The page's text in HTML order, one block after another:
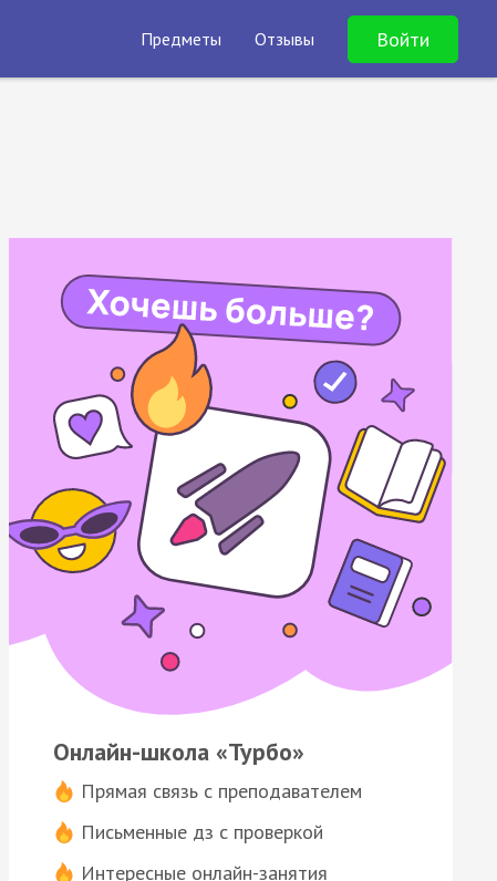
Предметы Отзывы Войти
Онлайн-школа «Турбо»
Прямая связь с преподавателем
Письменные дз с проверкой
Интересные онлайн-занятия